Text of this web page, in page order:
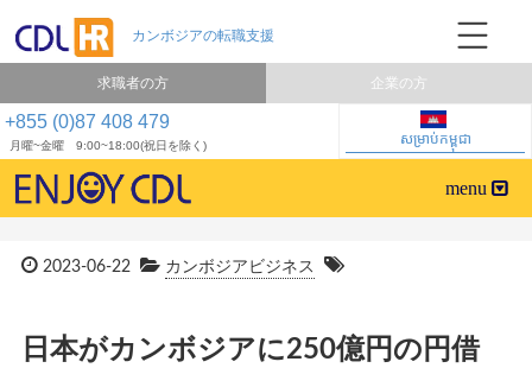
+855 (0)87 408 479
月曜~金曜 9:00~18:00(祝日を除く) សម្រាប់កម្ពុជា
求職者の方 企業の方
2023-06-22 カンボジアビジネス
日本がカンボジアに250億円の円借